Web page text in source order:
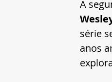
A
série
anos